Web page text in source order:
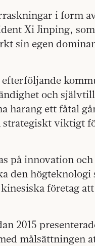
i form
Xi Jinping, som
sin egen
och
harang ett fåtal
strategiskt viktigt
på innovation
den högteknologi
företag
2015
målsättningen